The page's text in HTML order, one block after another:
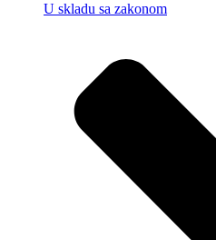
U skladu sa zakonom